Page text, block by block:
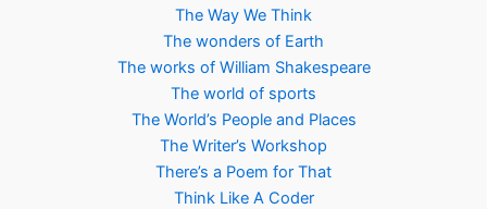
The Way We Think
The wonders of Earth
The works of William Shakespeare
The world of sports
The World’s People and Places
The Writer’s Workshop
There’s a Poem for That
Think Like A Coder